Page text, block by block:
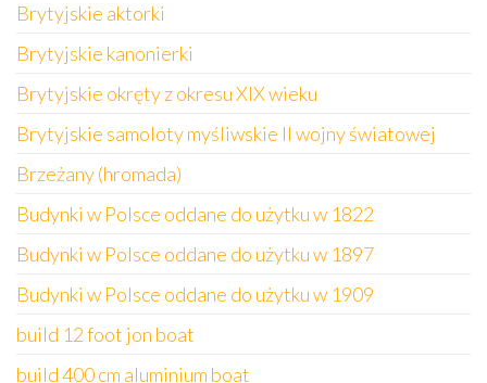
Brytyjskie aktorki
Brytyjskie kanonierki
Brytyjskie okręty z okresu XIX wieku
Brytyjskie samoloty myśliwskie II wojny światowej
Brzeżany (hromada)
Budynki w Polsce oddane do użytku w 1822
Budynki w Polsce oddane do użytku w 1897
Budynki w Polsce oddane do użytku w 1909
build 12 foot jon boat
build 400 cm aluminium boat